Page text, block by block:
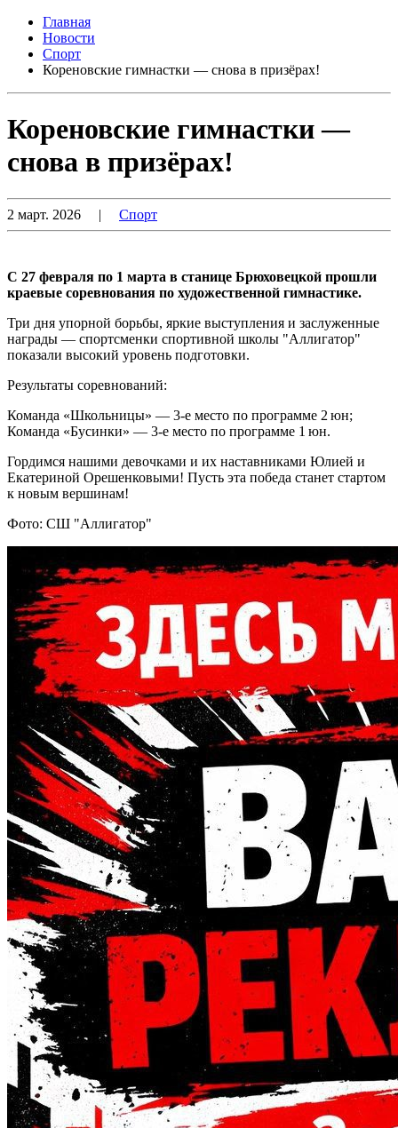
Главная
Новости
Спорт
Кореновские гимнастки — снова в призёрах!
Кореновские гимнастки —
снова в призёрах!
2 март. 2026 | Спорт
С 27 февраля по 1 марта в станице Брюховецкой прошли
краевые соревнования по художественной гимнастике.
Три дня упорной борьбы, яркие выступления и заслуженные
награды — спортсменки спортивной школы "Аллигатор"
показали высокий уровень подготовки.
Результаты соревнований:
Команда «Школьницы» — 3-е место по программе 2 юн;
Команда «Бусинки» — 3-е место по программе 1 юн.
Гордимся нашими девочками и их наставниками Юлией и
Екатериной Орешенковыми! Пусть эта победа станет стартом
к новым вершинам!
Фото: СШ "Аллигатор"